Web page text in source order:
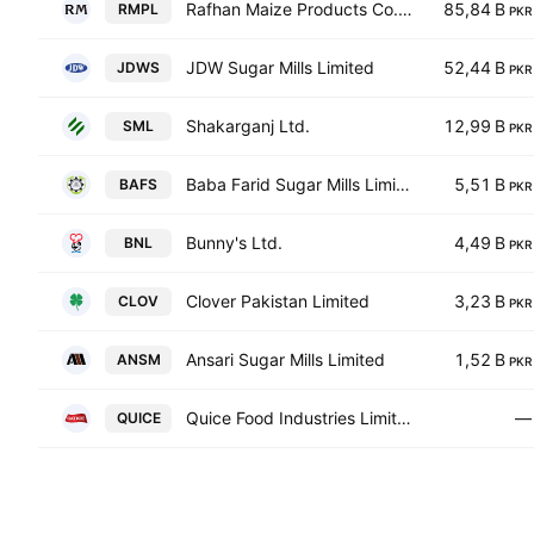
RMPL Rafhan Maize Products Co. Ltd. 85,84 B PKR
JDWS JDW Sugar Mills Limited 52,44 B PKR
SML Shakarganj Ltd. 12,99 B PKR
BAFS Baba Farid Sugar Mills Limited 5,51 B PKR
BNL Bunny's Ltd. 4,49 B PKR
CLOV Clover Pakistan Limited 3,23 B PKR
ANSM Ansari Sugar Mills Limited 1,52 B PKR
QUICE Quice Food Industries Limited —